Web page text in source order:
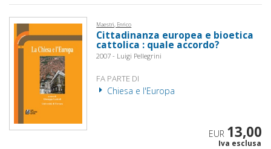
Maestri, Enrico
Cittadinanza europea e bioetica
cattolica : quale accordo?
2007 - Luigi Pellegrini
FA PARTE DI
Chiesa e l'Europa
EUR 13,00
Iva esclusa